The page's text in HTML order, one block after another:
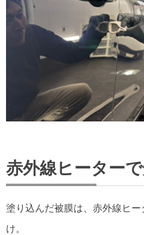
赤外線ヒーター
塗り込んだ被膜は、赤外線ヒ
け。